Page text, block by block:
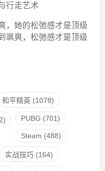
行走艺术
，她的松弛感才是顶级
飒爽，松弛感才是顶级
和平精英(1078)
PUBG (701)
Steam (488)
实战技巧(164)